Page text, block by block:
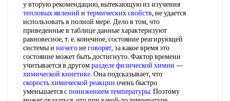
у вторую рекомендацию, вытекающую из изучения
тепловых явлений и термических свойств, не удается
использовать в полной мере. Дело в том, что
приведенные в таблице данные характеризуют
равновесное, т. е. конечное, состояние реагирующей
системы и ничегонеговорят, за какое время это
состояние может быть достигнуто. Фактор времени
учитывается в другомразделе физической химии —
химической кинетике. Она подсказывает, что
скорость химической реакции очень быстро
уменьшается спонижением температуры. Поэтому